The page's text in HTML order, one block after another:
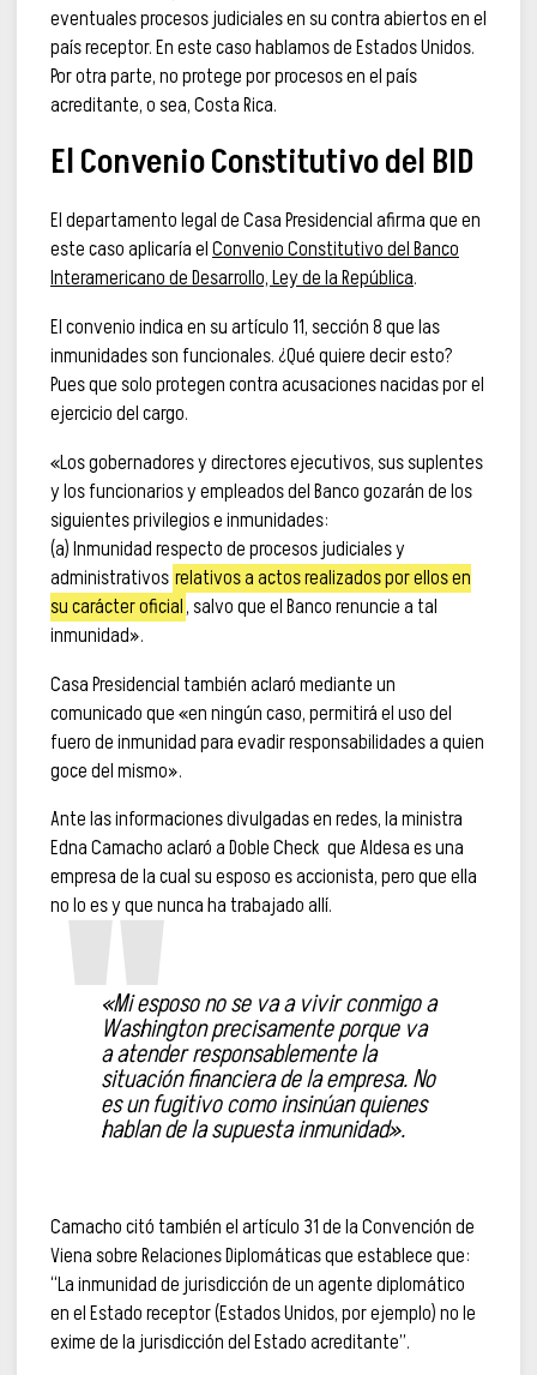
eventuales procesos judiciales en su contra abiertos en el
país receptor. En este caso hablamos de Estados Unidos.
Por otra parte, no protege por procesos en el país
acreditante, o sea, Costa Rica.
El Convenio Constitutivo del BID
El departamento legal de Casa Presidencial afirma que en
este caso aplicaría elConvenio Constitutivo del Banco
Interamericano de Desarrollo, Ley de la República.
El convenio indica en su artículo 11, sección 8 que las
inmunidades son funcionales. ¿Qué quiere decir esto?
Pues que solo protegen contra acusaciones nacidas por el
ejercicio del cargo.
«Los gobernadores y directores ejecutivos, sus suplentes
y los funcionarios y empleados del Banco gozarán de los
siguientes privilegios e inmunidades:
(a) Inmunidad respecto de procesos judiciales y
administrativos relativos a actos realizados por ellos en
su carácter oficial, salvo que el Banco renuncie a tal
inmunidad».
Casa Presidencial también aclaró mediante un
comunicado que «en ningún caso, permitirá el uso del
fuero de inmunidad para evadir responsabilidades a quien
goce del mismo».
Ante las informaciones divulgadas en redes, la ministra
Edna Camacho aclaró a Doble Check que Aldesa es una
empresa de la cual su esposo es accionista, pero que ella
no lo es y que nunca ha trabajado allí.
«Mi esposo no se va a vivir conmigo a
Washington precisamente porque va
a atender responsablemente la
situación financiera de la empresa. No
es un fugitivo como insinúan quienes
hablan de la supuesta inmunidad».
Camacho citó también el artículo 31 de la Convención de
Viena sobre Relaciones Diplomáticas que establece que:
“La inmunidad de jurisdicción de un agente diplomático
en el Estado receptor (Estados Unidos, por ejemplo) no le
exime de la jurisdicción del Estado acreditante”.